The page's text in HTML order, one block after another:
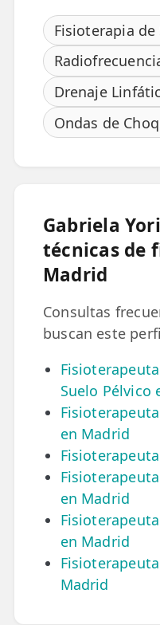
Fisioterapia de
Drenaje
Ondas de
Gabriela
técnicas de
Madrid
Consultas
buscan este
Suelo Pélvico
en Madrid
en Madrid
en Madrid
Madrid